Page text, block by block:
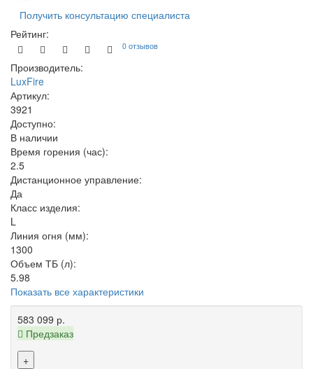
Получить консультацию специалиста
Рейтинг:
0 отзывов
Производитель:
LuxFire
Артикул:
3921
Доступно:
В наличии
Время горения (час):
2.5
Дистанционное управление:
Да
Класс изделия:
L
Линия огня (мм):
1300
Объем ТБ (л):
5.98
Показать все характеристики
583 099 р.
Предзаказ
+